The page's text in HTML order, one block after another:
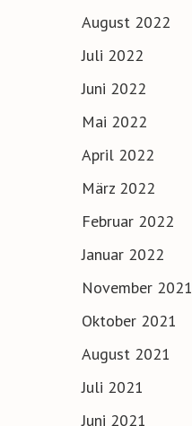
August 2022
Juli 2022
Juni 2022
Mai 2022
April 2022
März 2022
Februar 2022
Januar 2022
November 2021
Oktober 2021
August 2021
Juli 2021
Juni 2021